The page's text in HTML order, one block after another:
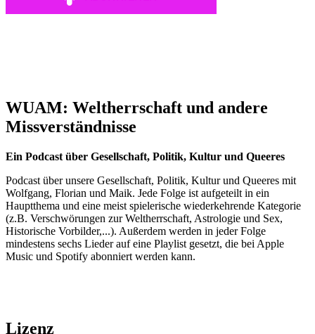
WUAM: Weltherrschaft und andere
Missverständnisse
Ein Podcast über Gesellschaft, Politik, Kultur und Queeres
Podcast über unsere Gesellschaft, Politik, Kultur und Queeres mit
Wolfgang, Florian und Maik. Jede Folge ist aufgeteilt in ein
Hauptthema und eine meist spielerische wiederkehrende Kategorie
(z.B. Verschwörungen zur Weltherrschaft, Astrologie und Sex,
Historische Vorbilder,...). Außerdem werden in jeder Folge
mindestens sechs Lieder auf eine Playlist gesetzt, die bei Apple
Music und Spotify abonniert werden kann.
Lizenz